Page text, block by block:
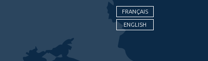
FRANÇAIS
ENGLISH